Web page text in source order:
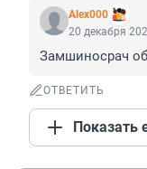
Alex000
20 декабря
Замшиносрач
ОТВЕТИТЬ
Показать